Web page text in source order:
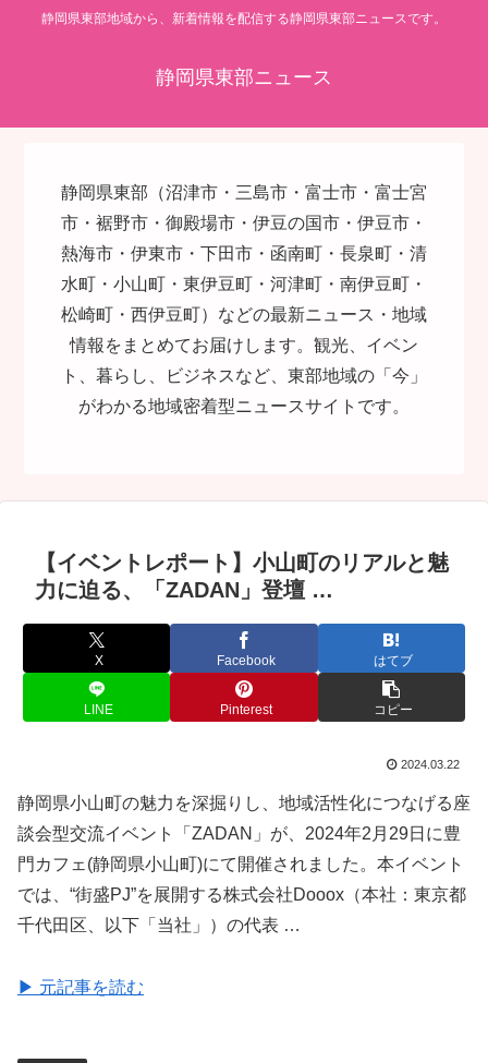
静岡県東部地域から、新着情報を配信する静岡県東部ニュースです。
静岡県東部ニュース
静岡県東部（沼津市・三島市・富士市・富士宮
市・裾野市・御殿場市・伊豆の国市・伊豆市・
熱海市・伊東市・下田市・函南町・長泉町・清
水町・小山町・東伊豆町・河津町・南伊豆町・
松崎町・西伊豆町）などの最新ニュース・地域
情報をまとめてお届けします。観光、イベン
ト、暮らし、ビジネスなど、東部地域の「今」
がわかる地域密着型ニュースサイトです。
【イベントレポート】小山町のリアルと魅
力に迫る、「ZADAN」登壇 …
X Facebook はてブ
LINE Pinterest コピー
2024.03.22
静岡県小山町の魅力を深掘りし、地域活性化につなげる座
談会型交流イベント「ZADAN」が、2024年2月29日に豊
門カフェ(静岡県小山町)にて開催されました。本イベント
では、“街盛PJ”を展開する株式会社Dooox（本社：東京都
千代田区、以下「当社」）の代表 …
▶ 元記事を読む